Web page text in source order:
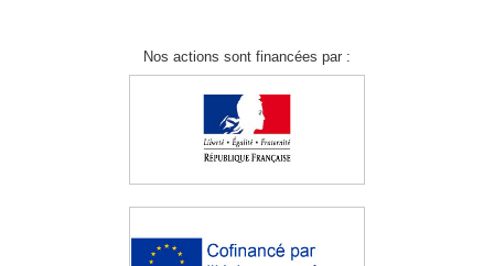
Nos actions sont financées par :